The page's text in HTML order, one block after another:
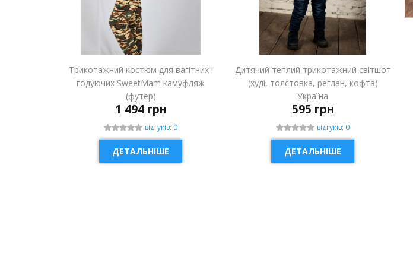
Трикотажний костюм для вагітних і
годуючих SweetMam камуфляж
(футер)
1 494 грн
відгуків: 0
ДЕТАЛЬНІШЕ
Дитячий теплий трикотажний світшот
(худі, толстовка, реглан, кофта)
Україна
595 грн
відгуків: 0
ДЕТАЛЬНІШЕ